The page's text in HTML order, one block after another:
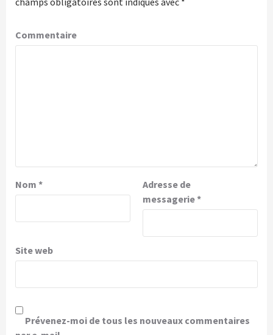
Commentaire
Nom *
Adresse de
messagerie*
Site web
Prévenez-moi de tous les nouveaux commentaires